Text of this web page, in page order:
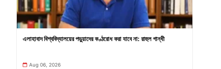
এলাহাবাদ বিশ্ববিদ্যালয়ের পড়ুয়াদের কণ্ঠরোধ করা যাবে না: রাহুল গান্ধী
Aug 06, 2026